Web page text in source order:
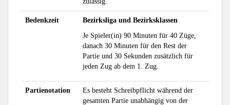
Bedenkzeit
Bezirksliga und Bezirksklassen
Je Spieler(in) 90 Minuten für 40 Züge,
danach 30 Minuten für den Rest der
Partie und 30 Sekunden zusätzlich für
jeden Zug ab dem 1. Zug.
Partienotation
Es besteht Schreibpflicht während der
gesamten Partie unabhängig von der